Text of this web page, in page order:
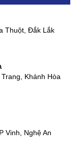
Thuột, Đắk Lắk
Khánh Hòa
Vinh, Nghệ An